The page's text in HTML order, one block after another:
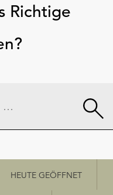
Richtige
HEUTE GEÖFFNET